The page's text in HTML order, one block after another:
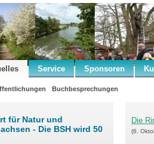
Service Sponsoren
Buchbesprechungen
für Natur und
- Die BSH wird 50
Die
(6.